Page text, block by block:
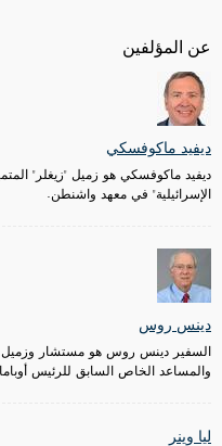
عن المؤلفين
ديفيد ماكوفسكي
ديفيد ماكوفسكي هو زميل "زيغلر"
الإسرائيلية" في معهد واشنطن.
دينس روس
السفير دينس روس هو مستشار وزميل
والمساعد الخاص السابق للرئيس
ليا وينر